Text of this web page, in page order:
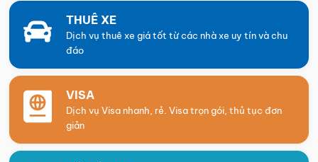
THUÊ XE
Dịch vụ thuê xe giá tốt từ các nhà xe uy tín và chu
đáo
VISA
Dịch vụ Visa nhanh, rẻ. Visa trọn gói, thủ tục đơn
giản